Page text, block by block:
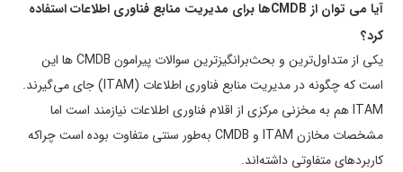
آیا می ­توان از CMDBها برای مدیریت منابع فناوری اطلاعات استفاده
کرد؟
یکی از متداول­‌ترین و بحث­‌برانگیزترین سوالات پیرامون CMDB ها این
است که چگونه در مدیریت منابع فناوری اطلاعات (ITAM) جای می­‌گیرند.
ITAM هم به مخزنی مرکزی از اقلام فناوری اطلاعات نیازمند است اما
مشخصات مخازن ITAM و CMDB به‌طور سنتی متفاوت بوده است چراکه
کاربردهای متفاوتی داشته­‌اند.